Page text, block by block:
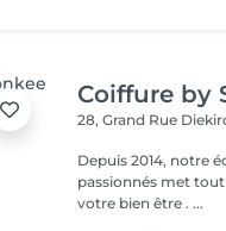
Coiffure by
28, Grand Rue
Depuis 2014, notre
passionnés met
votre bien être . ...